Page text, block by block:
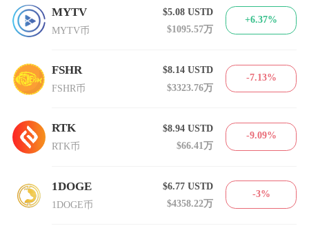
MYTV
MYTV币
$5.08USTD
$1095.57万
+6.37%
FSHR
FSHR币
$8.14USTD
$3323.76万
-7.13%
RTK
RTK币
$8.94USTD
$66.41万
-9.09%
1DOGE
1DOGE币
$6.77USTD
$4358.22万
-3%